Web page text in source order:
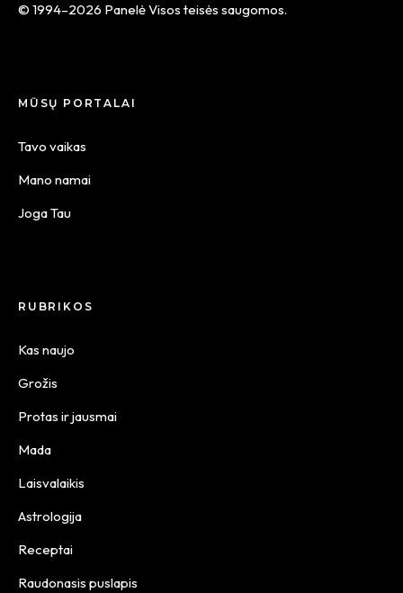
© 1994–2026 Panelė Visos teisės saugomos.
MŪSŲ PORTALAI
Tavo vaikas
Mano namai
Joga Tau
RUBRIKOS
Kas naujo
Grožis
Protas ir jausmai
Mada
Laisvalaikis
Astrologija
Receptai
Raudonasis puslapis